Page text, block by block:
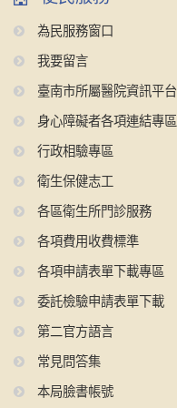
為民服務窗口
我要留言
臺南市所屬醫院資訊平台
身心障礙者各項連結專區
行政相驗專區
衛生保健志工
各區衛生所門診服務
各項費用收費標準
各項申請表單下載專區
委託檢驗申請表單下載
第二官方語言
常見問答集
本局臉書帳號